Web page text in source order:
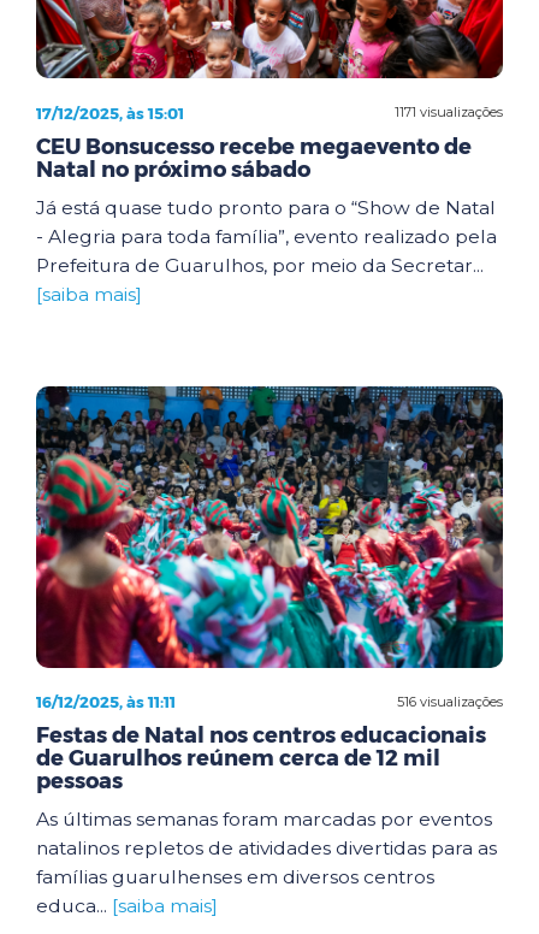
1171 visualizações
17/12/2025, às 15:01
CEU Bonsucesso recebe megaevento de
Natal no próximo sábado
Já está quase tudo pronto para o “Show de Natal
- Alegria para toda família”, evento realizado pela
Prefeitura de Guarulhos, por meio da Secretar...
[saiba mais]
516 visualizações
16/12/2025, às 11:11
Festas de Natal nos centros educacionais
de Guarulhos reúnem cerca de 12 mil
pessoas
As últimas semanas foram marcadas por eventos
natalinos repletos de atividades divertidas para as
famílias guarulhenses em diversos centros
educa... [saiba mais]